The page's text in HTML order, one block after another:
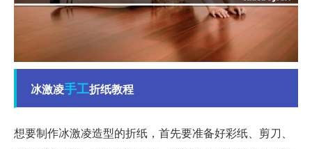
冰激凌手工折纸教程
想要制作冰激凌造型的折纸，首先要准备好彩纸、剪刀、